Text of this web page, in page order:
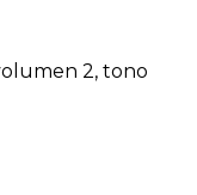
2, tono